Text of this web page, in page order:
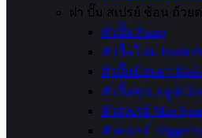
ฝา ปั๊ม สเปรย์ ช้อน ถ้วยต
หัวปั๊ม Pump
หัวปั๊มโฟม Foam
หัวปั๊มป้อนยา
หัวปั๊มชุบ, อลูมิเนีย
หัวสเปรย์ Mist
หัวสเปรย์ Trigger